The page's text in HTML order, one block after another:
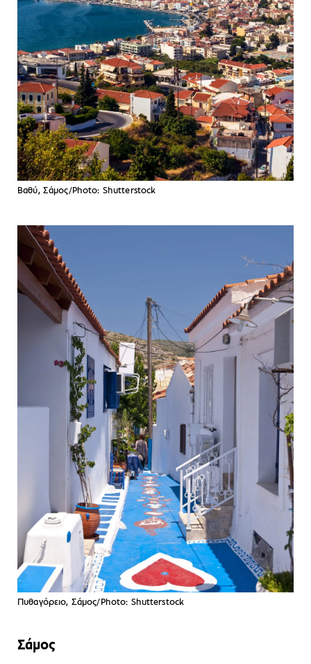
Βαθύ, Σάμος/Photo: Shutterstock
Πυθαγόρειο, Σάμος/Photo: Shutterstock
Σάμος